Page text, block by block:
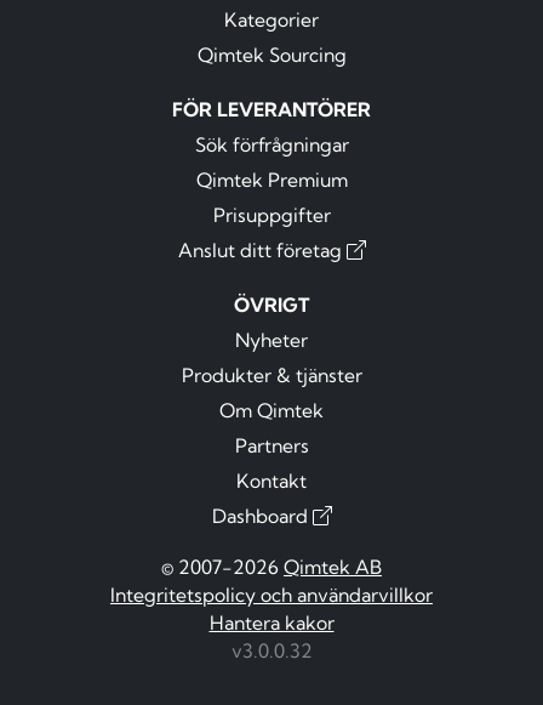
Kategorier
Qimtek Sourcing
FÖR LEVERANTÖRER
Sök förfrågningar
Qimtek Premium
Prisuppgifter
Anslut ditt företag
ÖVRIGT
Nyheter
Produkter & tjänster
Om Qimtek
Partners
Kontakt
Dashboard
© 2007-2026 Qimtek AB
Integritetspolicy och användarvillkor
Hantera kakor
v3.0.0.32